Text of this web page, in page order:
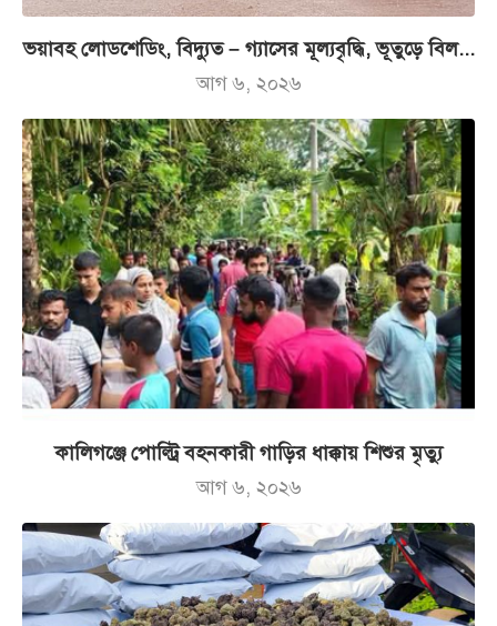
ভয়াবহ লোডশেডিং, বিদ্যুত – গ্যাসের মূল্যবৃদ্ধি, ভূতুড়ে বিল...
আগ ৬, ২০২৬
কালিগঞ্জে পোল্ট্রি বহনকারী গাড়ির ধাক্কায় শিশুর মৃত্যু
আগ ৬, ২০২৬